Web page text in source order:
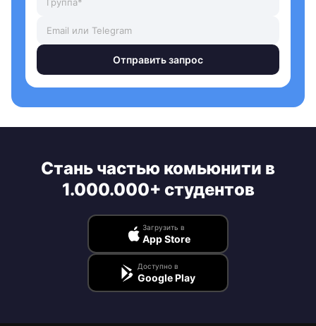
Отправить запрос
Стань частью комьюнити в
1.000.000+ студентов
Загрузить в
App Store
Доступно в
Google Play